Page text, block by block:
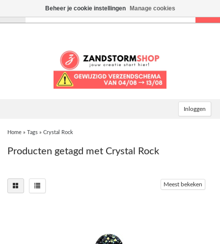
Inloggen
Home » Tags » Crystal Rock
Producten getagd met Crystal Rock
Meest bekeken
Beheer je cookie instellingen Manage cookies